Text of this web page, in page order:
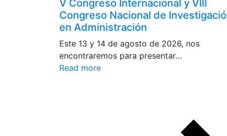
V Congreso Internacional y VIII
Congreso Nacional de
en Administración
Este 13 y 14 de agosto de 2026, nos
encontraremos para presentar…
Read more